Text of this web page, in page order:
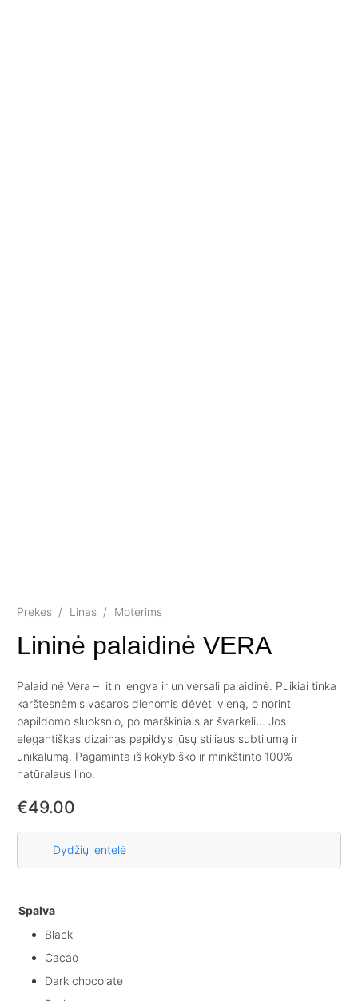
Prekes / Linas / Moterims
Lininė palaidinė VERA
Palaidinė Vera – itin lengva ir universali palaidinė. Puikiai tinka
karštesnėmis vasaros dienomis dėvėti vieną, o norint
papildomo sluoksnio, po marškiniais ar švarkeliu. Jos
elegantiškas dizainas papildys jūsų stiliaus subtilumą ir
unikalumą. Pagaminta iš kokybiško ir minkštinto 100%
natūralaus lino.
€49.00
Dydžių lentelė
Spalva
Black
Cacao
Dark chocolate